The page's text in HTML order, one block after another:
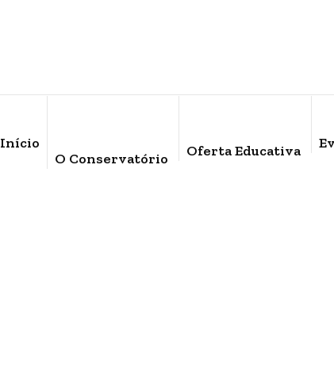
Início
O Conservatório
Oferta Educativa